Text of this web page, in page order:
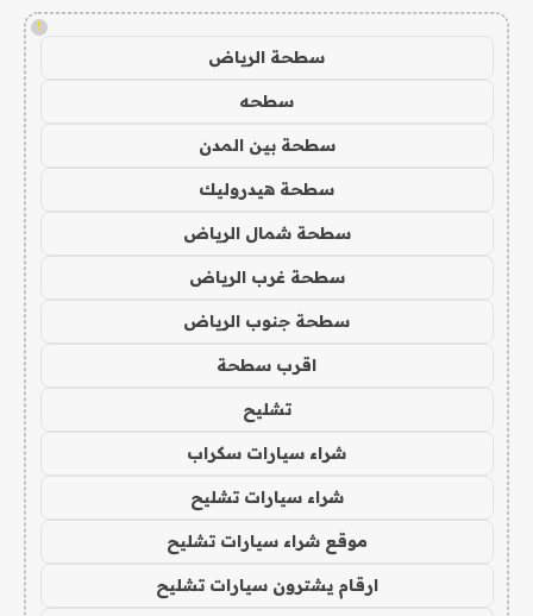
!
سطحة الرياض
سطحه
سطحة بين المدن
سطحة هيدروليك
سطحة شمال الرياض
سطحة غرب الرياض
سطحة جنوب الرياض
اقرب سطحة
تشليح
شراء سيارات سكراب
شراء سيارات تشليح
موقع شراء سيارات تشليح
ارقام يشترون سيارات تشليح